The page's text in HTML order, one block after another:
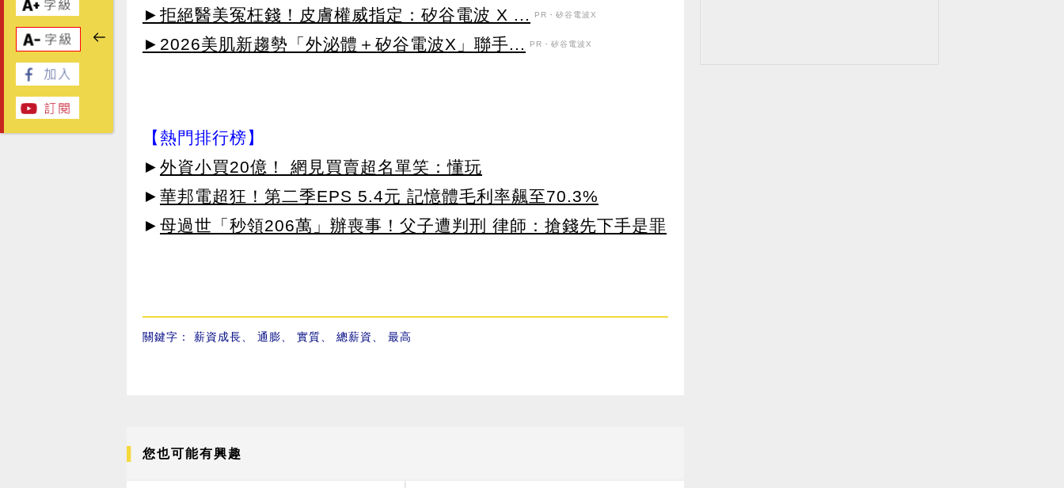
►拒絕醫美冤枉錢！皮膚權威指定：矽谷電波 X ...
PR・矽谷電波X
►2026美肌新趨勢「外泌體＋矽谷電波X」聯手... PR・矽谷電波X
【熱門排行榜】
► 外資小買20億！ 網見買賣超名單笑：懂玩
► 華邦電超狂！第二季EPS 5.4元 記憶體毛利率飆至70.3%
► 母過世「秒領206萬」辦喪事！父子遭判刑 律師：搶錢先下手是罪
關鍵字： 薪資成長 通膨 實質 總薪資 最高
您也可能有興趣